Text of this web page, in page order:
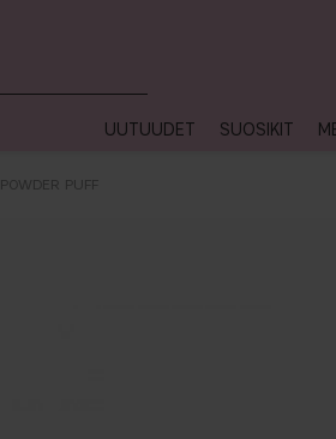
UUTUUDET SUOSIKIT
POWDER PUFF